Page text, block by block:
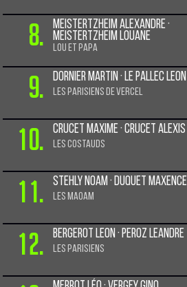
8.
Meistertzheim Alexandre ·
Meistertzheim Louane
Lou et papa
9. Dornier Martin · Le pallec Leon
Les Parisiens de Vercel
10. Crucet Maxime · Crucet Alexis
Les costauds
11. Stehly Noam · Duquet Maxence
Les MAOAM
12. Bergerot Leon · Peroz Leandre
Les Parisiens